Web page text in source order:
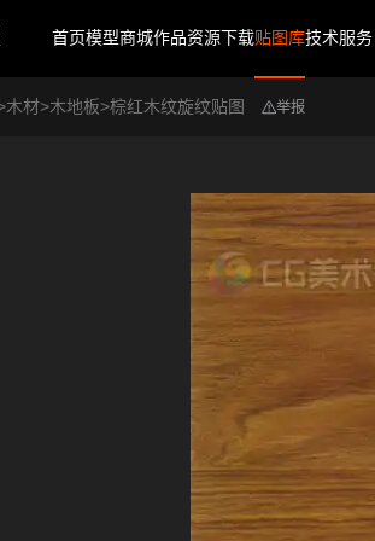
首页模型商城作品资源下载贴图库技术服务
木材>木地板>棕红木纹旋纹贴图 举报